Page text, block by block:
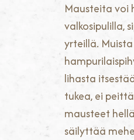
Mausteita voi
valkosipulilla,
yrteillä.
lihasta
tukea, ei
mausteet
säilyttää